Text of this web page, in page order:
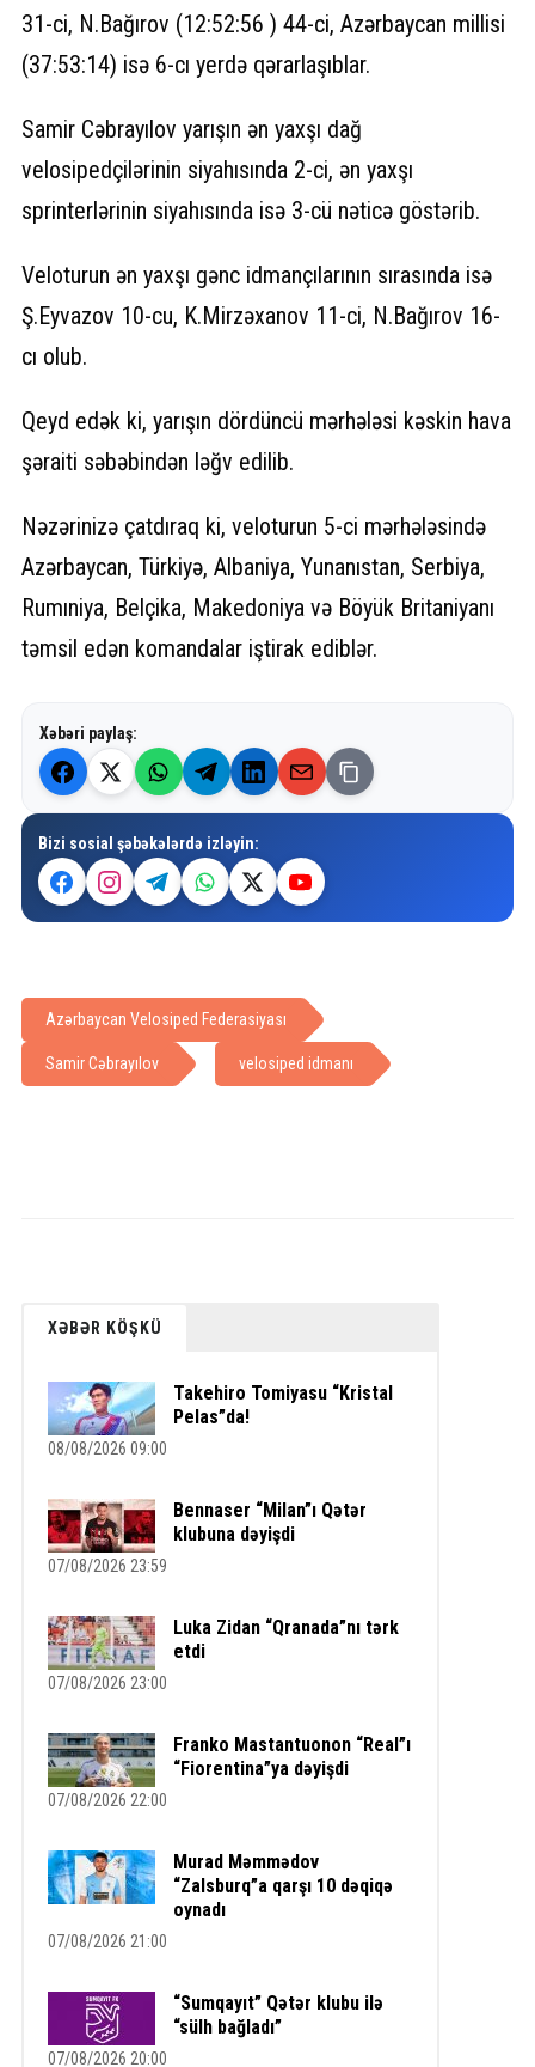
31-ci, N.Bağırov (12:52:56 ) 44-ci, Azərbaycan millisi
(37:53:14) isə 6-cı yerdə qərarlaşıblar.
Samir Cəbrayılov yarışın ən yaxşı dağ
velosipedçilərinin siyahısında 2-ci, ən yaxşı
sprinterlərinin siyahısında isə 3-cü nəticə göstərib.
Veloturun ən yaxşı gənc idmançılarının sırasında isə
Ş.Eyvazov 10-cu, K.Mirzəxanov 11-ci, N.Bağırov 16-
cı olub.
Qeyd edək ki, yarışın dördüncü mərhələsi kəskin hava
şəraiti səbəbindən ləğv edilib.
Nəzərinizə çatdıraq ki, veloturun 5-ci mərhələsində
Azərbaycan, Türkiyə, Albaniya, Yunanıstan, Serbiya,
Rumıniya, Belçika, Makedoniya və Böyük Britaniyanı
təmsil edən komandalar iştirak ediblər.
Xəbəri paylaş:
Bizi sosial şəbəkələrdə izləyin:
Azərbaycan Velosiped Federasiyası
Samir Cəbrayılov velosiped idmanı
XƏBƏR KÖŞKÜ
Takehiro Tomiyasu “Kristal
Pelas”da!
08/08/2026 09:00
Bennaser “Milan”ı Qətər
klubuna dəyişdi
07/08/2026 23:59
Luka Zidan “Qranada”nı tərk
etdi
07/08/2026 23:00
Franko Mastantuonon “Real”ı
“Fiorentina”ya dəyişdi
07/08/2026 22:00
Murad Məmmədov
“Zalsburq”a qarşı 10 dəqiqə
oynadı
07/08/2026 21:00
“Sumqayıt” Qətər klubu ilə
“sülh bağladı”
07/08/2026 20:00